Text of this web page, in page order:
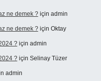
ne demek ?için admin
ne demek ?için Oktay
?için admin
?için Selinay Tüzer
admin